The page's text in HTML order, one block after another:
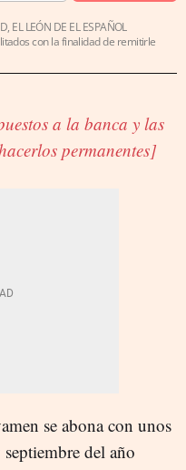
EL LEÓN DE EL ESPAÑOL
con la finalidad de remitirle
a la banca y las
permanentes]
se abona con unos
del año